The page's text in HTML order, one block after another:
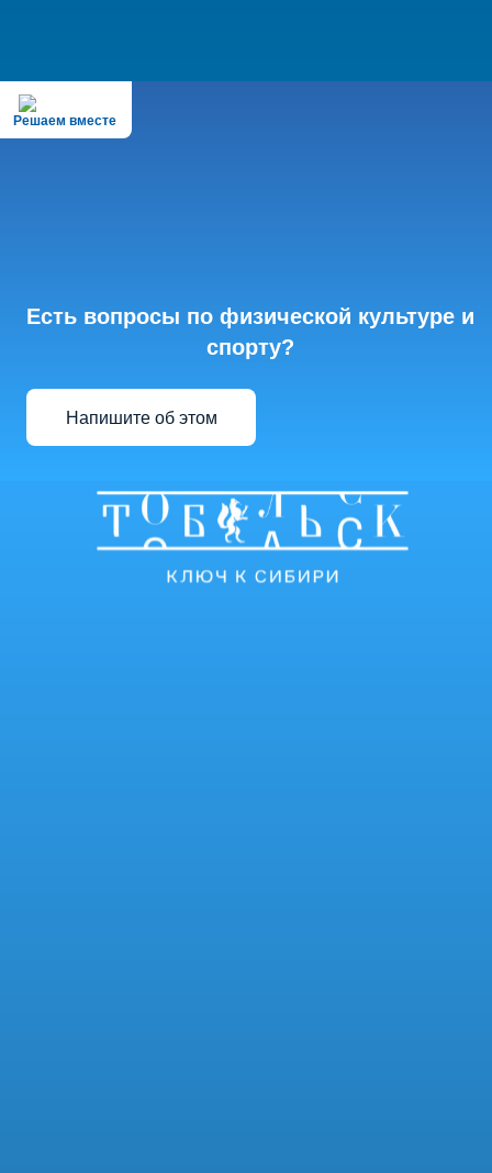
Решаем вместе
Есть вопросы по физической культуре и
спорту?
Напишите об этом